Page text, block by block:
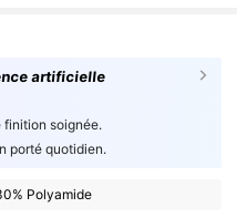
artificielle
finition soignée.
porté quotidien.
Polyamide